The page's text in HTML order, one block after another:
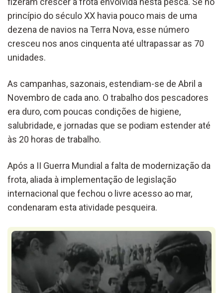
princípio do século XX havia pouco mais de uma
dezena de navios na Terra Nova, esse número
cresceu nos anos cinquenta até ultrapassar as 70
unidades.
As campanhas, sazonais, estendiam-se de Abril a
Novembro de cada ano. O trabalho dos pescadores
era duro, com poucas condições de higiene,
salubridade, e jornadas que se podiam estender até
às 20 horas de trabalho.
Após a II Guerra Mundial a falta de modernização da
frota, aliada à implementação de legislação
internacional que fechou o livre acesso ao mar,
condenaram esta atividade pesqueira.